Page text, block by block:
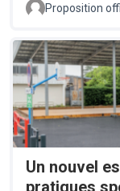
Proposition
Un nouvel
pratiques